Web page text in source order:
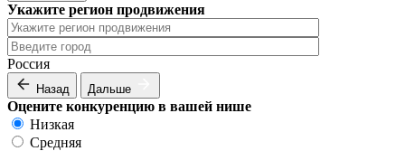
Укажите регион продвижения
Россия
Назад Дальше
Оцените конкуренцию в вашей нише
Низкая
Средняя